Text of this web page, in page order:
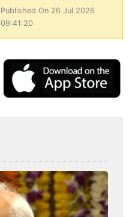
Published On 26 Jul 2026
09:41:20